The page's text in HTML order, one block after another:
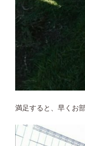
満足すると、早くお